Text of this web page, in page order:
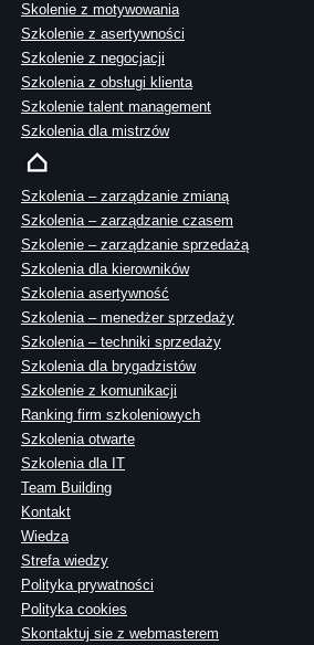
Skolenie z motywowania
Szkolenie z asertywności
Szkolenie z negocjacji
Szkolenia z obsługi klienta
Szkolenie talent management
Szkolenia dla mistrzów
Szkolenia – zarządzanie zmianą
Szkolenia – zarządzanie czasem
Szkolenie – zarządzanie sprzedażą
Szkolenia dla kierowników
Szkolenia asertywność
Szkolenia – menedżer sprzedaży
Szkolenia – techniki sprzedaży
Szkolenia dla brygadzistów
Szkolenie z komunikacji
Ranking firm szkoleniowych
Szkolenia otwarte
Szkolenia dla IT
Team Building
Kontakt
Wiedza
Strefa wiedzy
Polityka prywatności
Polityka cookies
Skontaktuj sie z webmasterem